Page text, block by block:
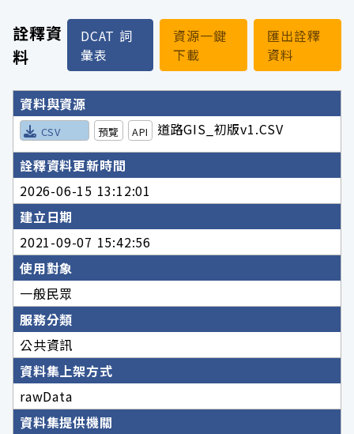
詮釋資
料
DCAT 詞
彙表
資源一鍵
下載
匯出詮釋
資料
詮釋資料詳細內容
資料與資源
CSV 預覽 API
道路GIS_初版v1.CSV
詮釋資料更新時間
2026-06-15 13:12:01
建立日期
2021-09-07 15:42:56
使用對象
一般民眾
服務分類
公共資訊
資料集上架方式
rawData
資料集提供機關